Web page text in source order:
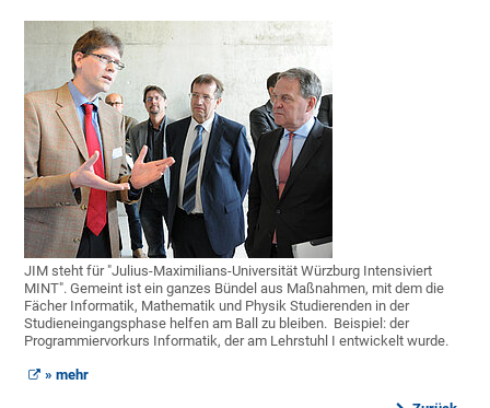
JIM steht für "Julius-Maximilians-Universität Würzburg Intensiviert
MINT". Gemeint ist ein ganzes Bündel aus Maßnahmen, mit dem die
Fächer Informatik, Mathematik und Physik Studierenden in der
Studieneingangsphase helfen am Ball zu bleiben. Beispiel: der
Programmiervorkurs Informatik, der am Lehrstuhl I entwickelt wurde.
» mehr